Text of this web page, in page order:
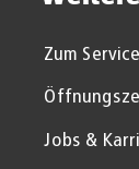
Zum
Jobs &